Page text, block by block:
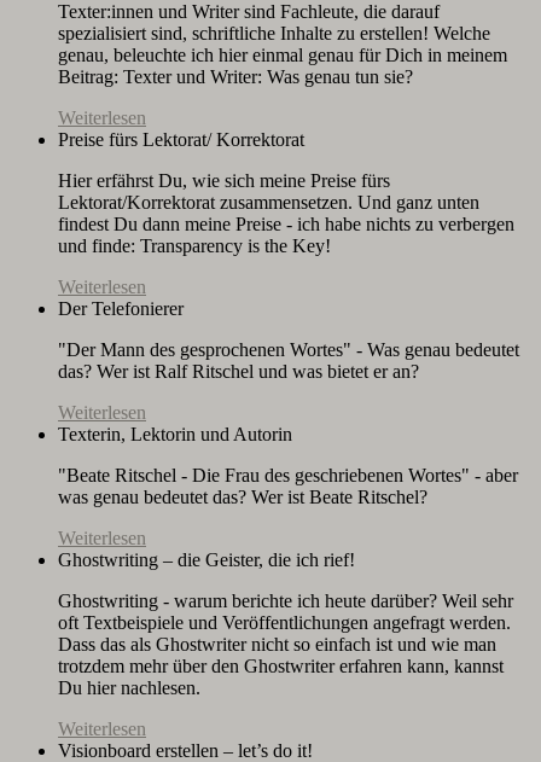
Texter:innen und Writer sind Fachleute, die darauf
spezialisiert sind, schriftliche Inhalte zu erstellen! Welche
genau, beleuchte ich hier einmal genau für Dich in meinem
Beitrag: Texter und Writer: Was genau tun sie?
Weiterlesen
Preise fürs Lektorat/ Korrektorat
Hier erfährst Du, wie sich meine Preise fürs
Lektorat/Korrektorat zusammensetzen. Und ganz unten
findest Du dann meine Preise - ich habe nichts zu verbergen
und finde: Transparency is the Key!
Weiterlesen
Der Telefonierer
"Der Mann des gesprochenen Wortes" - Was genau bedeutet
das? Wer ist Ralf Ritschel und was bietet er an?
Weiterlesen
Texterin, Lektorin und Autorin
"Beate Ritschel - Die Frau des geschriebenen Wortes" - aber
was genau bedeutet das? Wer ist Beate Ritschel?
Weiterlesen
Ghostwriting – die Geister, die ich rief!
Ghostwriting - warum berichte ich heute darüber? Weil sehr
oft Textbeispiele und Veröffentlichungen angefragt werden.
Dass das als Ghostwriter nicht so einfach ist und wie man
trotzdem mehr über den Ghostwriter erfahren kann, kannst
Du hier nachlesen.
Weiterlesen
Visionboard erstellen – let’s do it!